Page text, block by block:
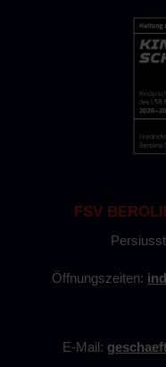
FSV
Öffnungszeiten:
E-Mail: